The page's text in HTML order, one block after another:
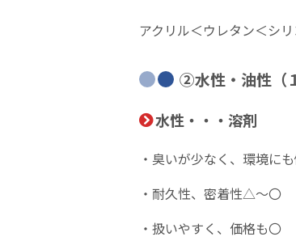
アクリル＜ウレタン＜シ
②水性・油性（
水性 ・・・ 溶剤
・臭いが少なく、環境に
・耐久性、密着性△～〇
・扱いやすく、価格